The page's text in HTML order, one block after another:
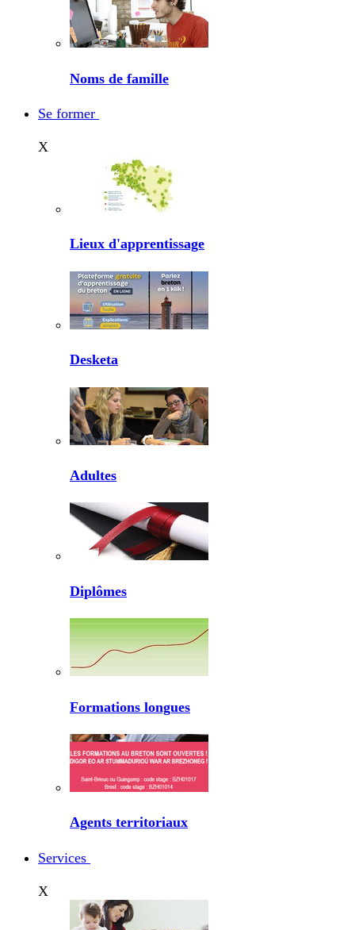
Noms de famille
Se former
X
Lieux d'apprentissage
Desketa
Adultes
Diplômes
Formations longues
Agents territoriaux
Services
X